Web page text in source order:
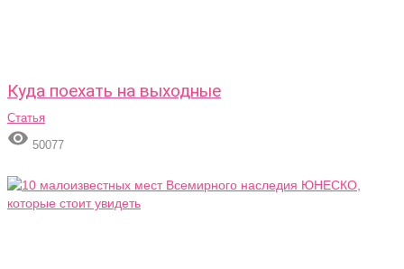
Куда поехать на выходные
Статья
 50077